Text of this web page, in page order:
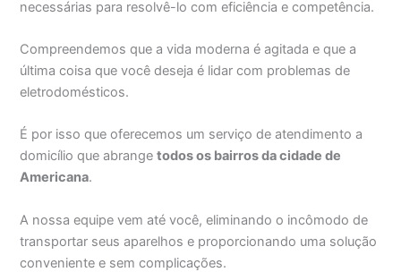
necessárias para resolvê-lo com eficiência e competência.
Compreendemos que a vida moderna é agitada e que a
última coisa que você deseja é lidar com problemas de
eletrodomésticos.
É por isso que oferecemos um serviço de atendimento a
domicílio que abrangetodos os bairros da cidade de
Americana.
A nossa equipe vem até você, eliminando o incômodo de
transportar seus aparelhos e proporcionando uma solução
conveniente e sem complicações.